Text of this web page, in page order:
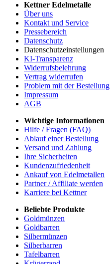
Kettner Edelmetalle
Über uns
Kontakt und Service
Pressebereich
Datenschutz
Datenschutzeinstellungen
KI-Transparenz
Widerrufsbelehrung
Vertrag widerrufen
Problem mit der Bestellung
Impressum
AGB
Wichtige Informationen
Hilfe / Fragen (FAQ)
Ablauf einer Bestellung
Versand und Zahlung
Ihre Sicherheiten
Kundenzufriedenheit
Ankauf von Edelmetallen
Partner / Affiliate werden
Karriere bei Kettner
Beliebte Produkte
Goldmünzen
Goldbarren
Silbermünzen
Silberbarren
Tafelbarren